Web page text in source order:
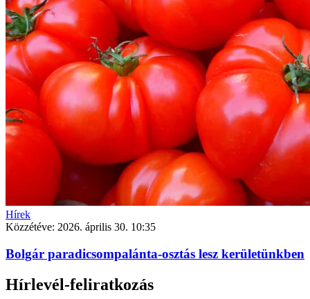
Hírek
Közzétéve: 2026. április 30. 10:35
Bolgár paradicsompalánta-osztás lesz kerületünkben
Hírlevél-feliratkozás